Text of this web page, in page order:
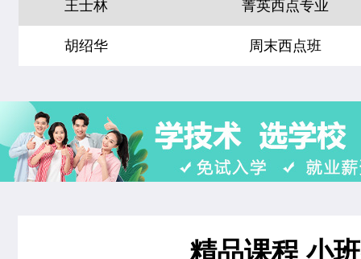
西餐主厨专业 22人 技能
烘焙甜点全科班
米其林星厨班 28人
胡绍华 周末西点班
左智超 米其林星厨班
王雷 西点裱花专业
李京修 中西式面点专业(升学)
时尚西点专业
精品课程 小